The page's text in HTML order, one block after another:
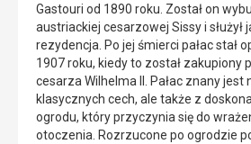
Gastouri od 1890 roku. Został on
austriackiej cesarzowej Sissy i służył
rezydencja. Po jej śmierci pałac stał
1907 roku, kiedy to został zakupiony
cesarza Wilhelma II. Pałac znany jest
klasycznych cech, ale także z
ogrodu, który przyczynia się do
otoczenia. Rozrzucone po ogrodzie